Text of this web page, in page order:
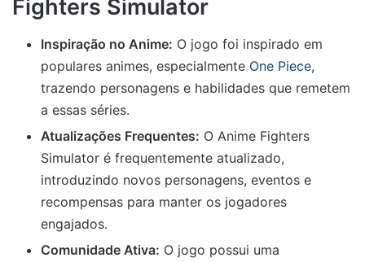
Fighters Simulator
Inspiração no Anime: O jogo foi inspirado em
populares animes, especialmente One Piece,
trazendo personagens e habilidades que remetem
a essas séries.
Atualizações Frequentes: O Anime Fighters
Simulator é frequentemente atualizado,
introduzindo novos personagens, eventos e
recompensas para manter os jogadores
engajados.
Comunidade Ativa: O jogo possui uma